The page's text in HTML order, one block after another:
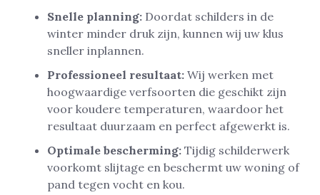
Snelle planning: Doordat schilders in de
winter minder druk zijn, kunnen wij uw klus
sneller inplannen.
Professioneel resultaat: Wij werken met
hoogwaardige verfsoorten die geschikt zijn
voor koudere temperaturen, waardoor het
resultaat duurzaam en perfect afgewerkt is.
Optimale bescherming: Tijdig schilderwerk
voorkomt slijtage en beschermt uw woning of
pand tegen vocht en kou.